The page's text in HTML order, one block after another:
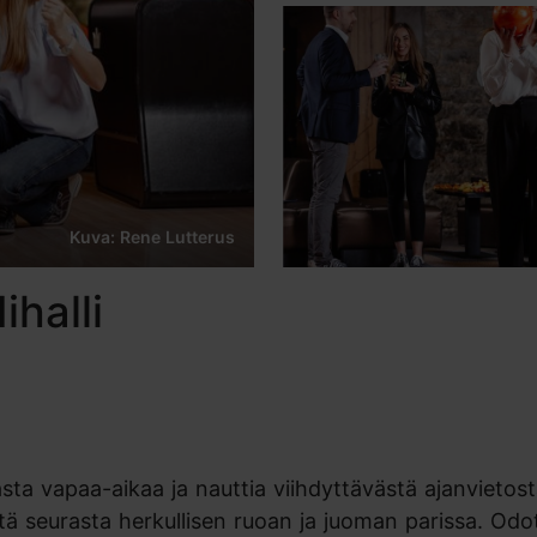
Kuva: Rene Lutterus
vapaa-aikaa ja nauttia viihdyttävästä
seurasta herkullisen ruoan ja juoman parissa.